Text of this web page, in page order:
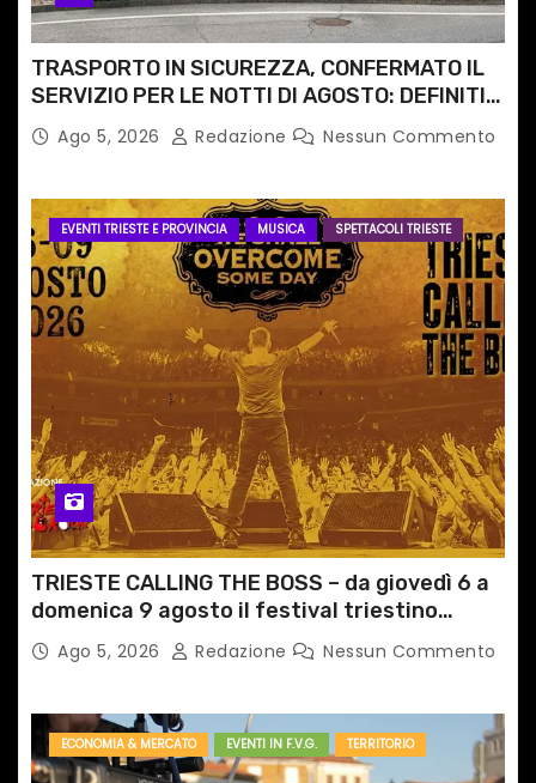
TRASPORTO IN SICUREZZA, CONFERMATO IL
SERVIZIO PER LE NOTTI DI AGOSTO: DEFINITI
PERCORSI, FERMATE E ORARIO
Ago 5, 2026 Redazione Nessun Commento
EVENTI TRIESTE E PROVINCIA MUSICA SPETTACOLI TRIESTE
TRIESTE CALLING THE BOSS – da giovedì 6 a
domenica 9 agosto il festival triestino
dedicato a Springsteen
Ago 5, 2026 Redazione Nessun Commento
ECONOMIA & MERCATO EVENTI IN F.V.G. TERRITORIO